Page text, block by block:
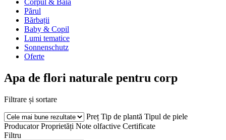
Corpul & Baia
Părul
Bărbații
Baby & Copil
Lumi tematice
Sonnenschutz
Oferte
Apa de flori naturale pentru corp
Filtrare și sortare
Preț Tip de plantă Tipul de piele
Producator Proprietăți Note olfactive Certificate
Filtru